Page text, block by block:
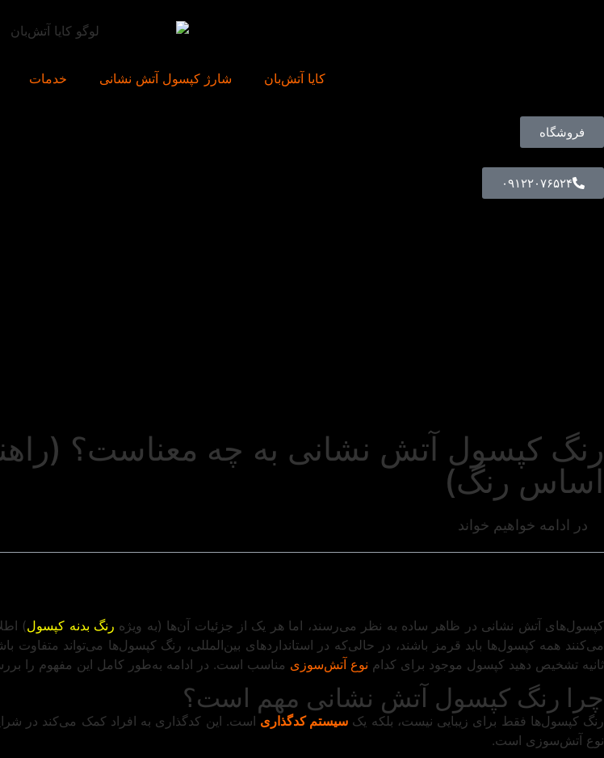
کایا آتش‌بان شارژ کپسول آتش نشانی خدمات
فروشگاه
۰۹۱۲۲۰۷۶۵۲۴
رنگ کپسول آتش ‌نشانی به چه معناست؟
اساس رنگ)
در ادامه خواهیم خواند
کپسول‌های آتش ‌نشانی در ظاهر ساده به نظر می‌رسند، اما هر یک از جزئیات آن‌ها (به ویژه رنگ بدنه کپسول)
می‌کنند همه کپسول‌ها باید قرمز باشند، در حالی‌که در استانداردهای بین‌المللی، رنگ کپسول‌ها می‌تواند
ثانیه تشخیص دهید کپسول موجود برای کدام نوع آتش‌سوزی مناسب است. در ادامه به‌طور کامل این مفهوم را
چرا رنگ کپسول آتش‌ نشانی مهم است؟
رنگ کپسول‌ها فقط برای زیبایی نیست، بلکه یک سیستم کدگذاری است. این کدگذاری به افراد کمک می‌کند در
نوع آتش‌سوزی است.